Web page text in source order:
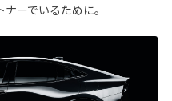
ーでいるために。